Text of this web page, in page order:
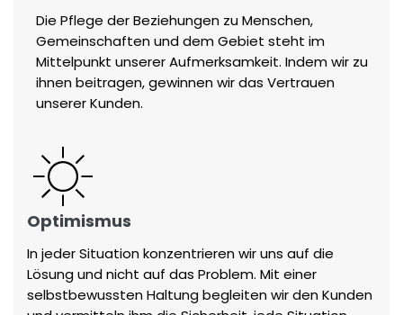
Die Pflege der Beziehungen zu Menschen,
Gemeinschaften und dem Gebiet steht im
Mittelpunkt unserer Aufmerksamkeit. Indem wir zu
ihnen beitragen, gewinnen wir das Vertrauen
unserer Kunden.
Optimismus
In jeder Situation konzentrieren wir uns auf die
Lösung und nicht auf das Problem. Mit einer
selbstbewussten Haltung begleiten wir den Kunden